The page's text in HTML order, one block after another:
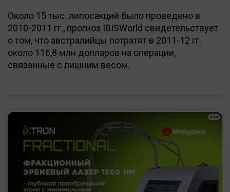
Около 15 тыс. липосакций было проведено в
2010-2011 гг., прогноз IBISWorld свидетельствует
о том, что австралийцы потратят в 2011-12 гг.
около 116,8 млн долларов на операции,
связанные с лишним весом.